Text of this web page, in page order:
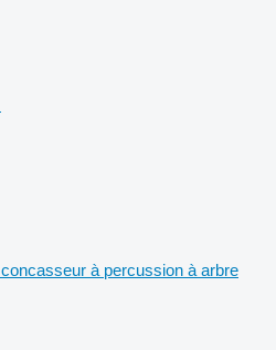
concasseur à percussion à arbre